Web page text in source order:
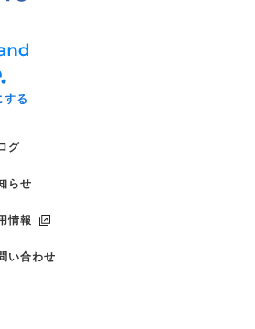
グ
らせ
情報
い合わせ